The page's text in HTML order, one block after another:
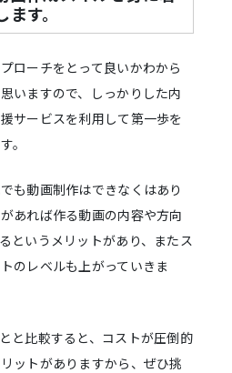
す。
ローチをとって良いかわから
いますので、しっかりした内
サービスを利用して第一歩を
。
も動画制作はできなくはあり
あれば作る動画の内容や方向
というメリットがあり、またス
のレベルも上がっていきま
と比較すると、コストが圧倒的
ットがありますから、ぜひ挑